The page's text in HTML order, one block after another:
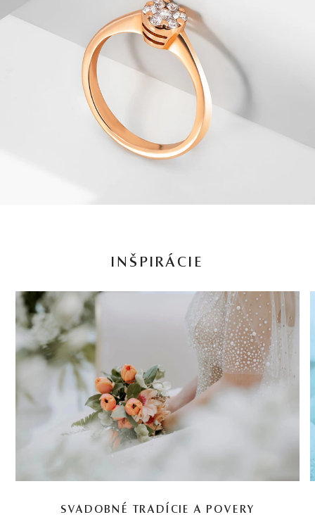
INŠPIRÁCIE
SVADOBNÉ TRADÍCIE A POVERY